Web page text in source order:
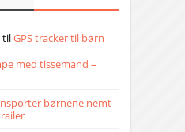
tilGPS tracker til børn
med tissemand –
børnene nemt